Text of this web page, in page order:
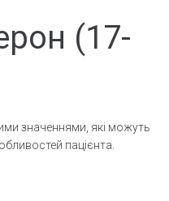
(17-
значеннями, які можуть
пацієнта.